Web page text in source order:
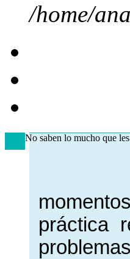
/home/
No saben lo mucho que
práctica
problemas